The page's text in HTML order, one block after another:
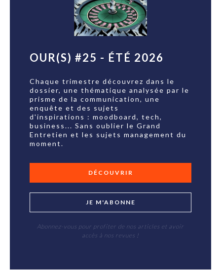
OUR(S) #25 - ÉTÉ 2026
Chaque trimestre découvrez dans le
dossier, une thématique analysée par le
prisme de la communication, une
enquête et des sujets
d'inspirations : moodboard, tech,
business... Sans oublier le Grand
Entretien et les sujets management du
moment.
DÉCOUVRIR
JE M'ABONNE
Abonnez-vous pour profiter de nos articles et avoir
accès à nos revues !